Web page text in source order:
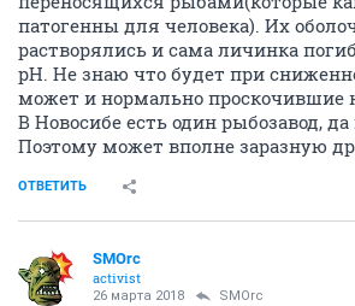
патогенны для человека). Их
растворялись и сама личинка
рН. Не знаю что будет при
может и нормально проскочившие
В Новосибе есть один рыбозавод, да
Поэтому может вполне заразную
ОТВЕТИТЬ
SMOrc
activist
26 марта 2018 SMOrc